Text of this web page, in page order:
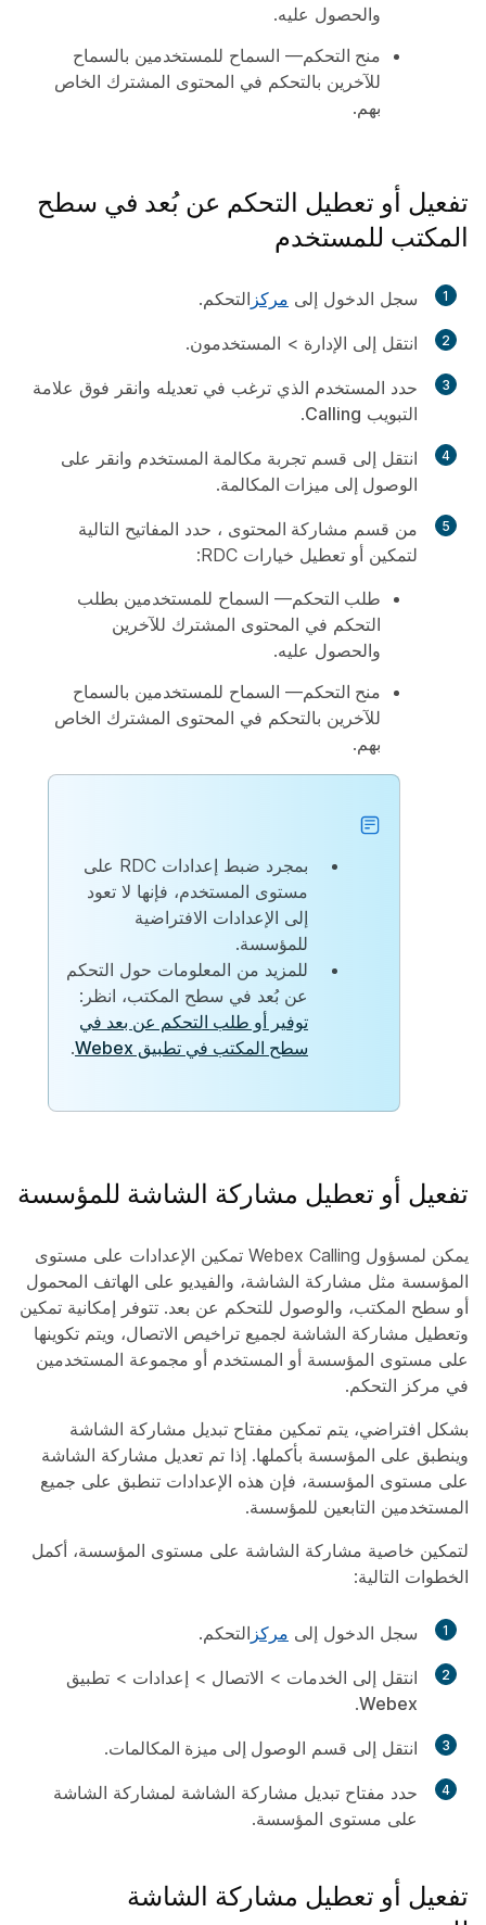
والحصول عليه.
منح التحكم— السماح للمستخدمين بالسماح
للآخرين بالتحكم في المحتوى المشترك الخاص
بهم.
تفعيل أو تعطيل التحكم عن بُعد في سطح
المكتب للمستخدم
1 سجل الدخول إلى مركز التحكم.
2 انتقل إلى الإدارة > المستخدمون.
3
حدد المستخدم الذي ترغب في تعديله وانقر فوق علامة
التبويب Calling
.
4 انتقل إلى قسم تجربة مكالمة المستخدم وانقر على
الوصول إلى ميزات المكالمة.
5 من قسم مشاركة المحتوى ، حدد المفاتيح التالية
لتمكين أو تعطيل خيارات RDC:
طلب التحكم— السماح للمستخدمين بطلب
التحكم في المحتوى المشترك للآخرين
والحصول عليه.
منح التحكم— السماح للمستخدمين بالسماح
للآخرين بالتحكم في المحتوى المشترك الخاص
بهم.
بمجرد ضبط إعدادات RDC على
مستوى المستخدم، فإنها لا تعود
إلى الإعدادات الافتراضية
للمؤسسة.
للمزيد من المعلومات حول التحكم
عن بُعد في سطح المكتب، انظر:
توفير أو طلب التحكم عن بعد في
سطح المكتب في تطبيق Webex
.
تفعيل أو تعطيل مشاركة الشاشة للمؤسسة
يمكن لمسؤول Webex Calling تمكين الإعدادات على مستوى
المؤسسة مثل مشاركة الشاشة، والفيديو على الهاتف المحمول
أو سطح المكتب، والوصول للتحكم عن بعد. تتوفر إمكانية تمكين
وتعطيل مشاركة الشاشة لجميع تراخيص الاتصال، ويتم تكوينها
على مستوى المؤسسة أو المستخدم أو مجموعة المستخدمين
في مركز التحكم.
بشكل افتراضي، يتم تمكين مفتاح تبديل مشاركة الشاشة
وينطبق على المؤسسة بأكملها. إذا تم تعديل مشاركة الشاشة
على مستوى المؤسسة، فإن هذه الإعدادات تنطبق على جميع
المستخدمين التابعين للمؤسسة.
لتمكين خاصية مشاركة الشاشة على مستوى المؤسسة، أكمل
الخطوات التالية:
1 سجل الدخول إلى مركز التحكم.
2 انتقل إلى الخدمات > الاتصال > إعدادات > تطبيق
Webex
.
3 انتقل إلى قسم الوصول إلى ميزة المكالمات.
4 حدد مفتاح تبديل مشاركة الشاشة لمشاركة الشاشة
على مستوى المؤسسة.
تفعيل أو تعطيل مشاركة الشاشة